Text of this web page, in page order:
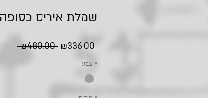
שמלת איריס כסופה
₪480.00 Regular
₪336.00
צבע *